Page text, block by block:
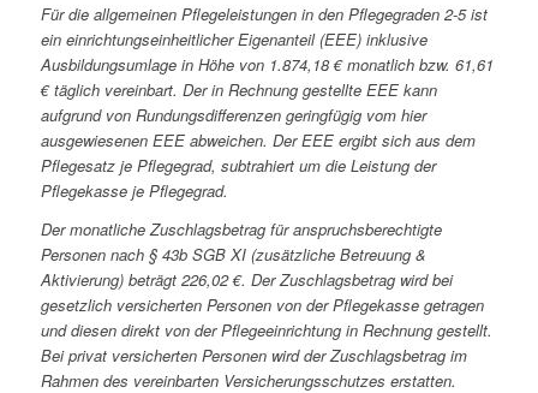
Für die allgemeinen Pflegeleistungen in den Pflegegraden 2-5 ist
ein einrichtungseinheitlicher Eigenanteil (EEE) inklusive
Ausbildungsumlage in Höhe von 1.874,18 € monatlich bzw. 61,61
€ täglich vereinbart. Der in Rechnung gestellte EEE kann
aufgrund von Rundungsdifferenzen geringfügig vom hier
ausgewiesenen EEE abweichen. Der EEE ergibt sich aus dem
Pflegesatz je Pflegegrad, subtrahiert um die Leistung der
Pflegekasse je Pflegegrad.
Der monatliche Zuschlagsbetrag für anspruchsberechtigte
Personen nach § 43b SGB XI (zusätzliche Betreuung &
Aktivierung) beträgt 226,02 €. Der Zuschlagsbetrag wird bei
gesetzlich versicherten Personen von der Pflegekasse getragen
und diesen direkt von der Pflegeeinrichtung in Rechnung gestellt.
Bei privat versicherten Personen wird der Zuschlagsbetrag im
Rahmen des vereinbarten Versicherungsschutzes erstatten.